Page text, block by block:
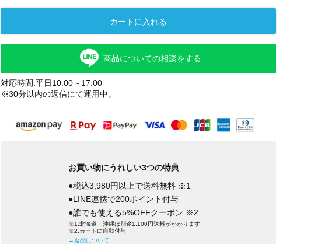
カートに入れる
商品についての相談をする
対応時間:平日10:00～17:00
※30分以内の返信にて運用中。
お買い物にうれしい3つの特典
●税込3,980円以上で送料無料 ※1
●LINE連携で200ポイント付与
●誰でも使える5%OFFクーポン ※2
※1.北海道・沖縄は別途1,100円送料がかかります
※2.カートに自動付与
→返品について